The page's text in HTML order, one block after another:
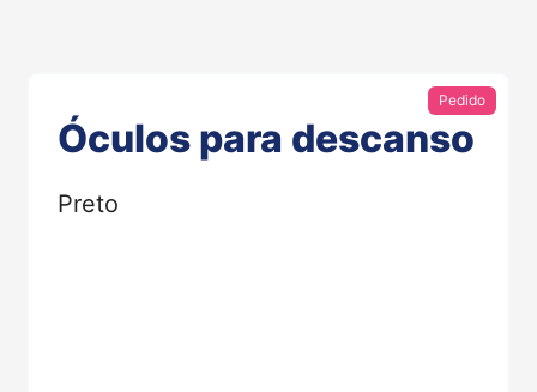
Pedido
Óculos para descanso
Preto